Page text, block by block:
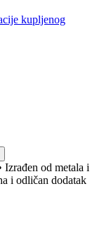
kupljenog
Izrađen od metala i
i odličan dodatak